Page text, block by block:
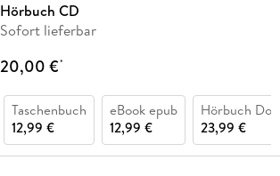
Hörbuch CD
Sofort lieferbar
20,00 €*
Taschenbuch
12,99 €
eBook epub
12,99 €
Hörbuch
23,99 €